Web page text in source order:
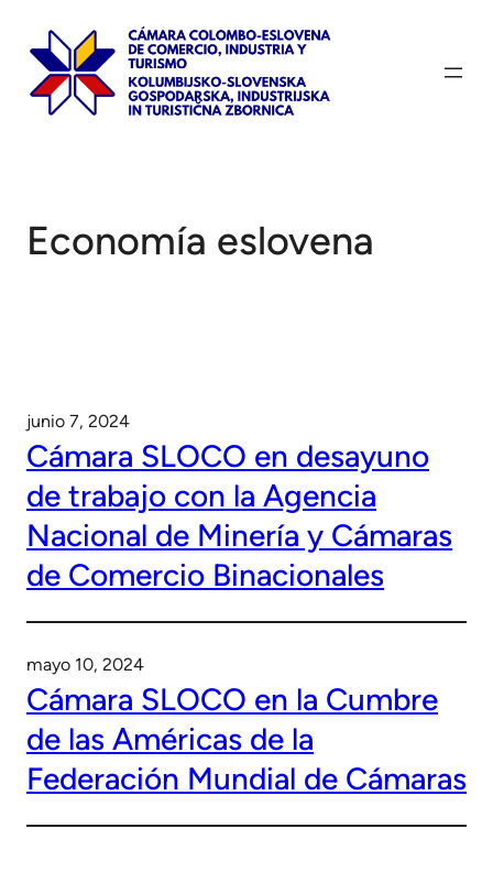
contenido
Economía eslovena
junio 7, 2024
Cámara SLOCO en desayuno
de trabajo con la Agencia
Nacional de Minería y Cámaras
de Comercio Binacionales
mayo 10, 2024
Cámara SLOCO en la Cumbre
de las Américas de la
Federación Mundial de Cámaras